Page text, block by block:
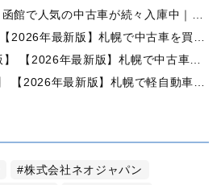
【最新在庫入荷】札幌・函館で人気の中古車が続々入庫中｜早い者勝ち！【ダイハツ タント660カスタムX 4WD】
第2弾 Part5 【完全版】【2026年最新版】札幌で中古車を買うなら何月がおすすめ？狙い目の時期・冬前に買うメリットを徹底解説
第2弾 Part4 【完全版】 【2026年最新版】札幌で中古車を買うなら2WDと4WDどっち？北海道の雪道・燃費・価格・維持費を徹底比較
第2弾 Part3 【完全版】 【2026年最新版】札幌で軽自動車を持つと月々いくら？維持費・ガソリン・保険・車検・冬タイヤまで徹底解説
株式会社ネオジャパン